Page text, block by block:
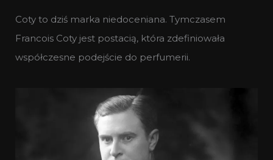
Coty to dziś marka niedoceniana. Tymczasem
Francois Coty jest postacią, która zdefiniowała
współczesne podejście do perfumerii.